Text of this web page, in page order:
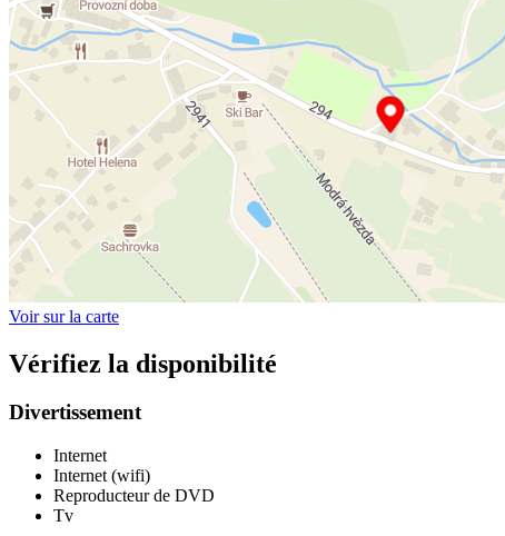
Voir sur la carte
Vérifiez la disponibilité
Divertissement
Internet
Internet (wifi)
Reproducteur de DVD
Tv